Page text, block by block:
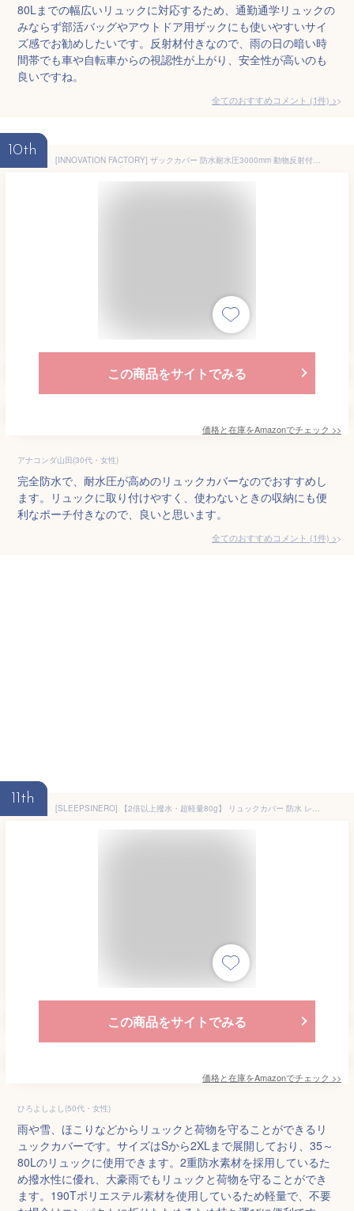
80Lまでの幅広いリュックに対応するため、通勤通学リュックの
みならず部活バッグやアウトドア用ザックにも使いやすいサイ
ズ感でお勧めしたいです。反射材付きなので、雨の日の暗い時
間帯でも車や自転車からの視認性が上がり、安全性が高いのも
良いですね。
全てのおすすめコメント (1件) >
10th
[INNOVATION FACTORY] ザックカバー 防水耐水圧3000mm 動物反射付き リュックカバー 収納袋付き (猫 黒色 L
この商品をサイトでみる
価格と在庫をAmazonでチェック >>
アナコンダ山田(30代・女性)
完全防水で、耐水圧が高めのリュックカバーなのでおすすめし
ます。リュックに取り付けやすく、使わないときの収納にも便
利なポーチ付きなので、良いと思います。
全てのおすすめコメント (1件) >
11th
[SLEEPSINERO] 【2倍以上撥水・超軽量80g】 リュックカバー 防水 レインカバー 梅雨対策 落下防止 35－80L (M,ネイビー)
この商品をサイトでみる
価格と在庫をAmazonでチェック >>
ひろよしよし(50代・女性)
雨や雪、ほこりなどからリュックと荷物を守ることができるリ
ュックカバーです。サイズはSから2XLまで展開しており、35～
80Lのリュックに使用できます。2重防水素材を採用しているた
め撥水性に優れ、大豪雨でもリュックと荷物を守ることができ
ます。190Tポリエステル素材を使用しているため軽量で、不要